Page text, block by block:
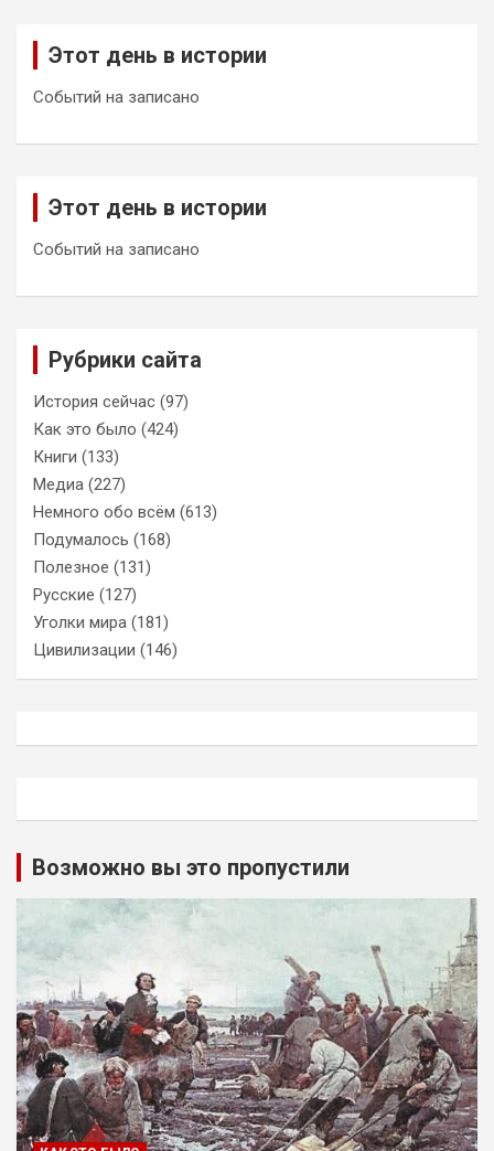
Этот день в истории
Событий на записано
Этот день в истории
Событий на записано
Рубрики сайта
История сейчас (97)
Как это было (424)
Книги (133)
Медиа (227)
Немного обо всём (613)
Подумалось (168)
Полезное (131)
Русские (127)
Уголки мира (181)
Цивилизации (146)
Возможно вы это пропустили